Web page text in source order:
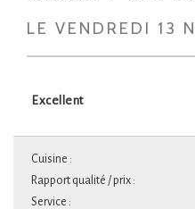
LE VENDREDI 13
Excellent
Cuisine :
Rapport qualité / prix :
Service :